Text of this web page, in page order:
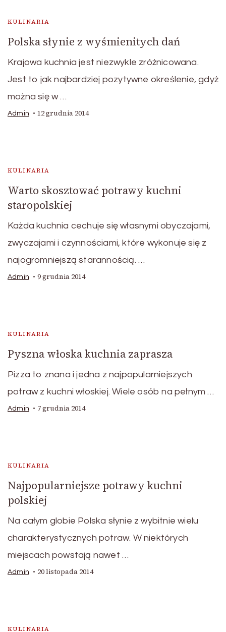
KULINARIA
Polska słynie z wyśmienitych dań
Krajowa kuchnia jest niezwykle zróżnicowana.
Jest to jak najbardziej pozytywne określenie, gdyż
można się w …
Admin 12 grudnia 2014
KULINARIA
Warto skosztować potrawy kuchni
staropolskiej
Każda kuchnia cechuje się własnymi obyczajami,
zwyczajami i czynnościami, które wykonuje się z
najogromniejszą starannością. …
Admin 9 grudnia 2014
KULINARIA
Pyszna włoska kuchnia zaprasza
Pizza to znana i jedna z najpopularniejszych
potraw z kuchni włoskiej. Wiele osób na pełnym …
Admin 7 grudnia 2014
KULINARIA
Najpopularniejsze potrawy kuchni
polskiej
Na całym globie Polska słynie z wybitnie wielu
charakterystycznych potraw. W niektórych
miejscach powstają nawet …
Admin 20 listopada 2014
KULINARIA